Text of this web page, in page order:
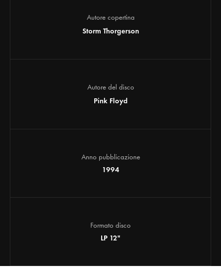
Autore copertina
Storm Thorgerson
Autore del disco
Pink Floyd
Anno pubblicazione
1994
Formato disco
LP 12"